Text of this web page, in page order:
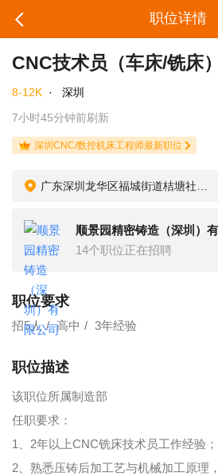
职位详情
CNC技术员（车床/铣床）
8-12K ·
深圳
7小时45分钟前刷新
深圳CNC/数控机床工程师最新职位
顺景园精密铸造（深圳）
14个职位正在招聘
职位要求
招5人 高中 3年经验
职位描述
该职位所属制造部
任职要求：
1、2年以上CNC铣床技术员工作经验；
2、熟悉压铸后加工艺与机械加工原理